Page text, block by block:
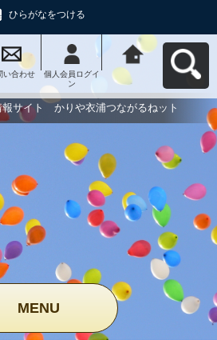
ひらがなをつける
い合わせ
個人会員ログイ
ン
衣浦定住自立
圏 市民活動情
報サイト かり
や衣浦つながる
ねットへ戻る
サイト かりや衣浦つながるねット
MENU